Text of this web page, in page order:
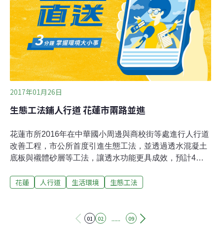
現，路殺比例，2003年為10％，2015年已經提高到
30％。陸蟹媽媽需要幫助，墾管處與公路總局合作，選在
陸蟹產卵的高峰期（6-9月的月圓時刻），在路殺熱點實施
交通管制，晚間六點到八點，封路十分鐘，開放十分鐘。
宣導組志工利用遊客車輛停下來的十分鐘，進
2017年01月26日
生態工法鋪人行道 花蓮市兩路並進
花蓮市所2016年在中華國小周邊與商校街等處進行人行道
改善工程，市公所首度引進生態工法，並透過透水混凝土
底板與襯體砂層等工法，讓透水功能更具成效，預計4月
工法未來用在所有的改善工程上，讓花蓮市朝向人本建設
533.8公尺。商校街人行步道改善工程施工範圍則從國聯五
花蓮 人行道 生活環境 生態工法
01 02 ...... 09